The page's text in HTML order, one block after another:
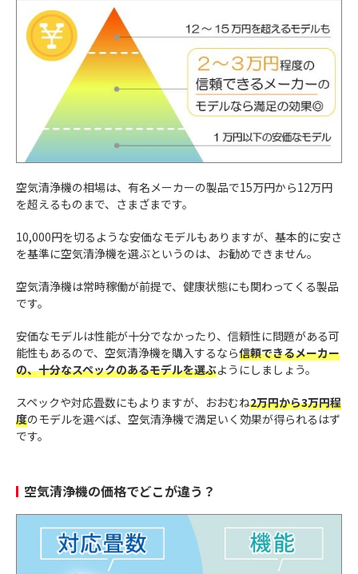
空気清浄機の相場は、有名メーカーの製品で15万円から12万円
を超えるものまで、さまざまです。
10,000円を切るような安価なモデルもありますが、基本的に安さ
を基準に空気清浄機を選ぶというのは、お勧めできません。
空気清浄機は常時稼働が前提で、健康状態にも関わってくる製品
です。
安価なモデルは性能が十分でなかったり、信頼性に問題がある可
能性もあるので、空気清浄機を購入するなら信頼できるメーカー
の、十分なスペックのあるモデルを選ぶようにしましょう。
スペックや対応畳数にもよりますが、おおむね2万円から3万円程
度のモデルを選べば、空気清浄機で満足いく効果が得られるはず
です。
空気清浄機の価格でどこが違う？